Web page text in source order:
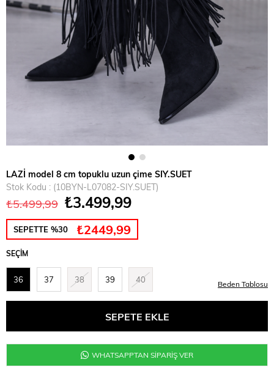
LAZİ model 8 cm topuklu uzun çime SIY.SUET
Stok Kodu
(10BYN-L07082-SIY.SUET)
₺5.499,99 ₺3.499,99
SEPETTE %30 ₺2449,99
SEÇIM
36 37 38 39 40 Beden Tablosu
WHATSAPPTAN SİPARİŞ VER